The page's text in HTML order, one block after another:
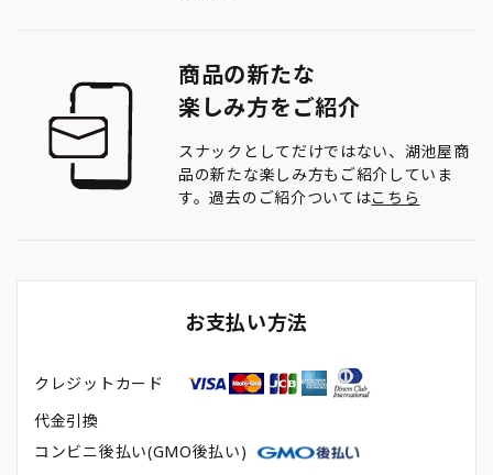
商品の新たな
楽しみ方をご紹介
スナックとしてだけではない、湖池屋商
品の新たな楽しみ方もご紹介していま
す。過去のご紹介ついてはこちら
お支払い方法
クレジットカード
代金引換
コンビニ後払い(GMO後払い)